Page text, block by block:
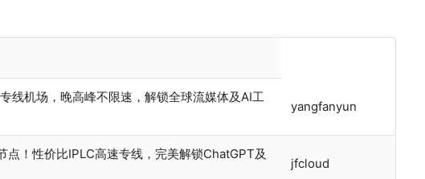
线机场，晚高峰不限速，解锁全球流媒体及AI工
yangfanyun
点！性价比IPLC高速专线，完美解锁ChatGPT及
jfcloud